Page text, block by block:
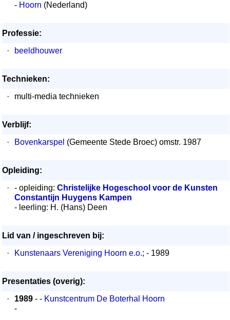
- Hoorn (Nederland)
Professie:
·
beeldhouwer
Technieken:
·
multi-media technieken
Verblijf:
·
Bovenkarspel (Gemeente Stede Broec) omstr. 1987
Opleiding:
·
- opleiding: Christelijke Hogeschool voor de Kunsten
Constantijn Huygens Kampen
- leerling: H. (Hans) Deen
Lid van / ingeschreven bij:
·
Kunstenaars Vereniging Hoorn e.o.; - 1989
Presentaties (overig):
·
1989 - - Kunstcentrum De Boterhal Hoorn
-